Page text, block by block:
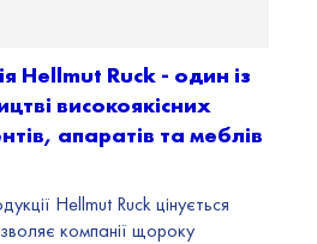
Hellmut Ruck - один із
високоякісних
апаратів та меблів
Hellmut Ruck цінується
компанії щороку